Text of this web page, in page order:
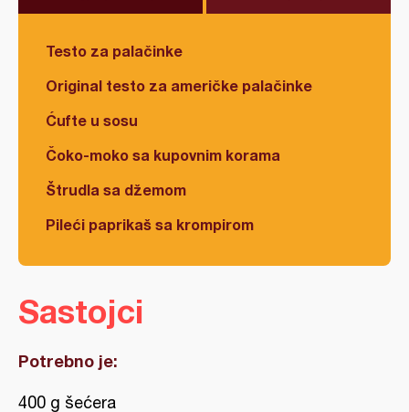
Testo za palačinke
Original testo za američke palačinke
Ćufte u sosu
Čoko-moko sa kupovnim korama
Štrudla sa džemom
Pileći paprikaš sa krompirom
Sastojci
Potrebno je:
400 g šećera